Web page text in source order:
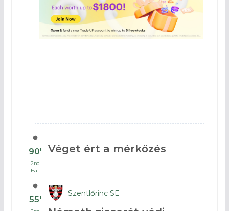
90′
2nd
Half
Véget ért a mérkőzés
55′
Szentlőrinc SE